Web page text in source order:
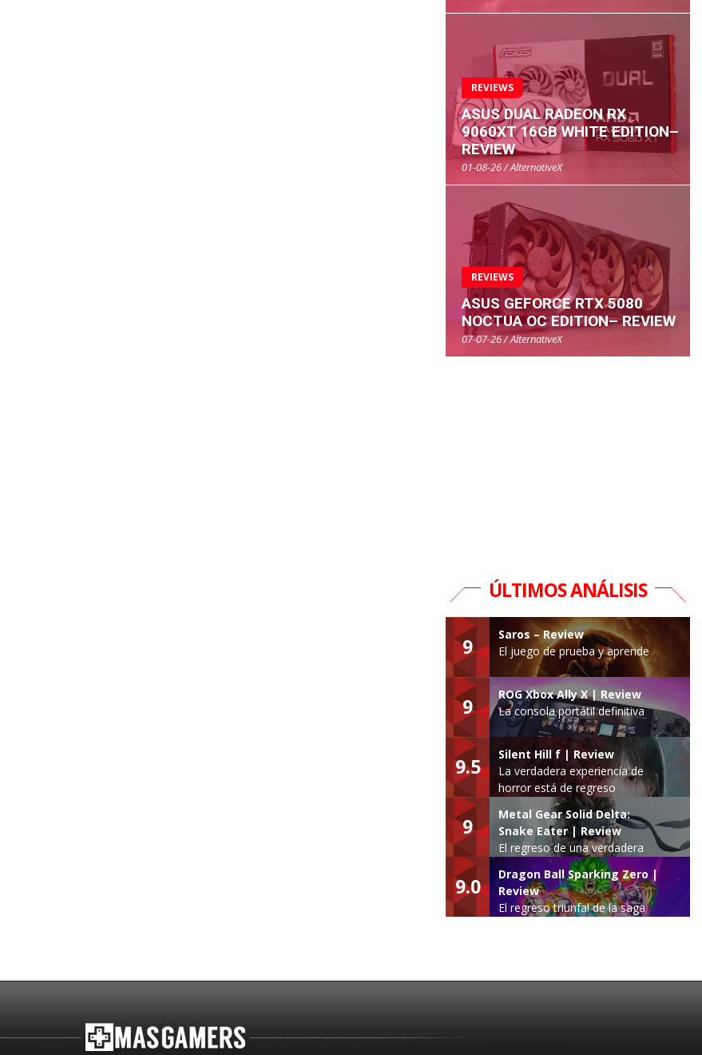
REVIEWS
ASUS DUAL RADEON RX
9060XT 16GB WHITE EDITION–
REVIEW
01-08-26 / AlternativeX
REVIEWS
ASUS GEFORCE RTX 5080
NOCTUA OC EDITION– REVIEW
07-07-26 / AlternativeX
ÚLTIMOS ANÁLISIS
9
Saros – Review
El juego de prueba y aprende
9
ROG Xbox Ally X | Review
La consola portátil definitiva
9.5
Silent Hill f | Review
La verdadera experiencia de
horror está de regreso
9
Metal Gear Solid Delta:
Snake Eater | Review
El regreso de una verdadera
leyenda
9.0
Dragon Ball Sparking Zero |
Review
El regreso triunfal de la saga